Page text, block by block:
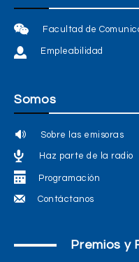
Facultad de
Empleabilidad
Somos
Sobre las emisoras
Haz parte de la radio
Programación
Contáctanos
Premios y